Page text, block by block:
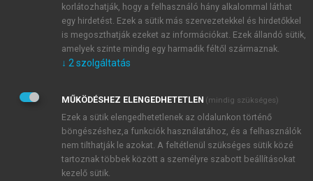
Kérek értesítést a MeRSZ újdonságairól, akcióiról.
Kérek értesítést az Akadémiai Kiadó Zrt. újdonságairól,
Adatkezelési tájékoztatóbanfoglaltakat tudomásul
veszem és elfogadom.
Általános vásárlási feltételeket, valamint a szotar.netés a
mersz.huoldalak licencszerződéseiben foglaltakat
tudomásul veszem és elfogadom.
korlátozhatják, hogy a felhasználó hány alkalommal láthat
egy hirdetést. Ezek a sütik más szervezetekkel és hirdetőkkel
is megoszthatják ezeket az információkat. Ezek állandó sütik,
amelyek szinte mindig egy harmadik féltől származnak.
↓ 2 szolgáltatás
MŰKÖDÉSHEZ ELENGEDHETETLEN (mindig szükséges)
Ezek a sütik elengedhetetlenek az oldalunkon történő
böngészéshez,a funkciók használatához, és a felhasználók
nem tilthatják le azokat. A feltétlenül szükséges sütik közé
tartoznak többek között a személyre szabott beállításokat
kezelő sütik.